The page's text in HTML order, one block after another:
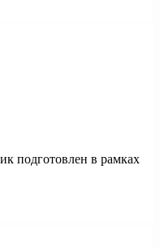
подготовлен в рамках